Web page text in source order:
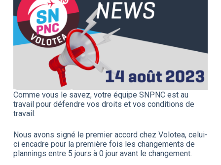
Comme vous le savez, votre équipe SNPNC est au
travail pour défendre vos droits et vos conditions de
travail.
Nous avons signé le premier accord chez Volotea, celui-
ci encadre pour la première fois les changements de
plannings entre 5 jours à 0 jour avant le changement.